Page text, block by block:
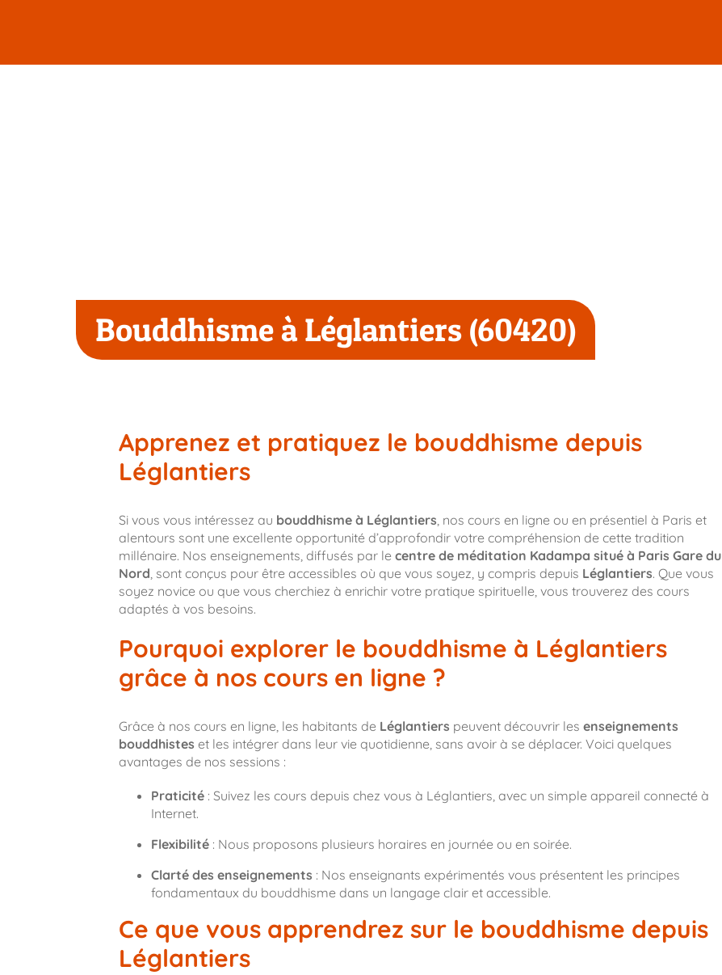
Bouddhisme à Léglantiers (60420)
Apprenez et pratiquez le bouddhisme depuis
Léglantiers
Si vous vous intéressez au bouddhisme à Léglantiers, nos cours en ligne ou en présentiel à Paris et
alentours sont une excellente opportunité d’approfondir votre compréhension de cette tradition
millénaire. Nos enseignements, diffusés par le centre de méditation Kadampa situé à Paris Gare du
Nord, sont conçus pour être accessibles où que vous soyez, y compris depuis Léglantiers. Que vous
soyez novice ou que vous cherchiez à enrichir votre pratique spirituelle, vous trouverez des cours
adaptés à vos besoins.
Pourquoi explorer le bouddhisme à Léglantiers
grâce à nos cours en ligne ?
Grâce à nos cours en ligne, les habitants de Léglantiers peuvent découvrir les enseignements
bouddhistes et les intégrer dans leur vie quotidienne, sans avoir à se déplacer. Voici quelques
avantages de nos sessions :
Praticité: Suivez les cours depuis chez vous à Léglantiers, avec un simple appareil connecté à
Internet.
Flexibilité: Nous proposons plusieurs horaires en journée ou en soirée.
Clarté des enseignements : Nos enseignants expérimentés vous présentent les principes
fondamentaux du bouddhisme dans un langage clair et accessible.
Ce que vous apprendrez sur le bouddhisme depuis
Léglantiers